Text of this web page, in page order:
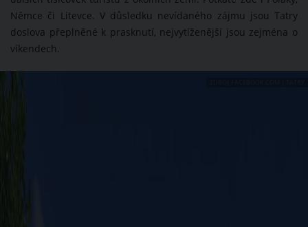
Němce či Litevce. V důsledku nevídaného zájmu jsou Tatry
doslova přeplněné k prasknutí, nejvytíženější jsou zejména o
víkendech.